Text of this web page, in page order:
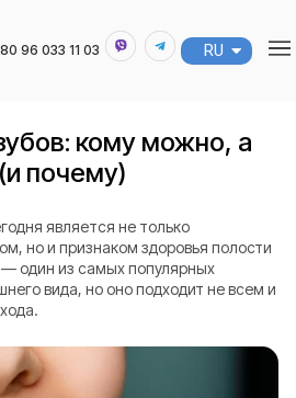
96 033 11 03 RU
UA
кому можно, а
почему)
является не только
но и признаком здоровья полости
один из самых популярных
вида, но оно подходит не всем и